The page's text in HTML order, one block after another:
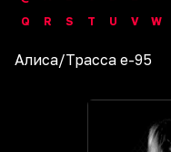
Q
R S T U V W
Алиса/Трасса е-95